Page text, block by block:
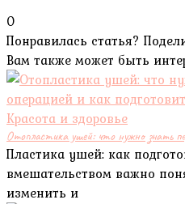
0
Понравилась статья?
Вам также может быть
Красота и здоровье
Отопластика ушей: что нужно знать
Пластика ушей: как
вмешательством важно
изменить и